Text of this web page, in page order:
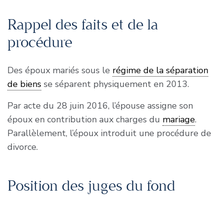
Rappel des faits et de la
procédure
Des époux mariés sous le régime de la séparation
de biensse séparent physiquement en 2013.
Par acte du 28 juin 2016, l’épouse assigne son
époux en contribution aux charges du mariage.
Parallèlement, l’époux introduit une procédure de
divorce.
Position des juges du fond